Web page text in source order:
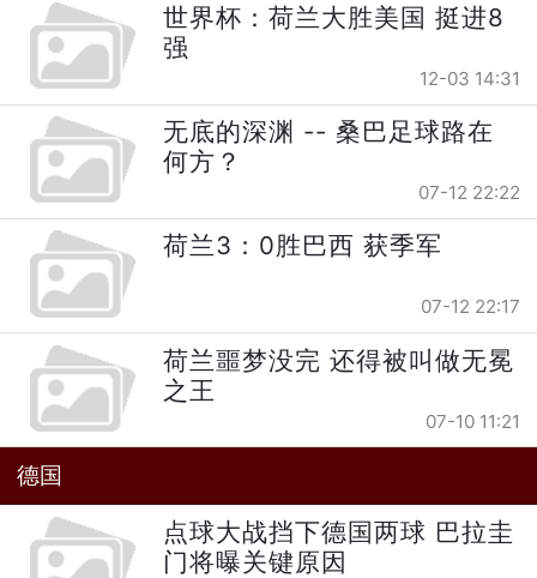
世界杯：荷兰大胜美国 挺进8
强
12-03 14:31
无底的深渊 -- 桑巴足球路在
何方？
07-12 22:22
荷兰3：0胜巴西 获季军
07-12 22:17
荷兰噩梦没完 还得被叫做无冕
之王
07-10 11:21
德国
点球大战挡下德国两球 巴拉圭
门将曝关键原因